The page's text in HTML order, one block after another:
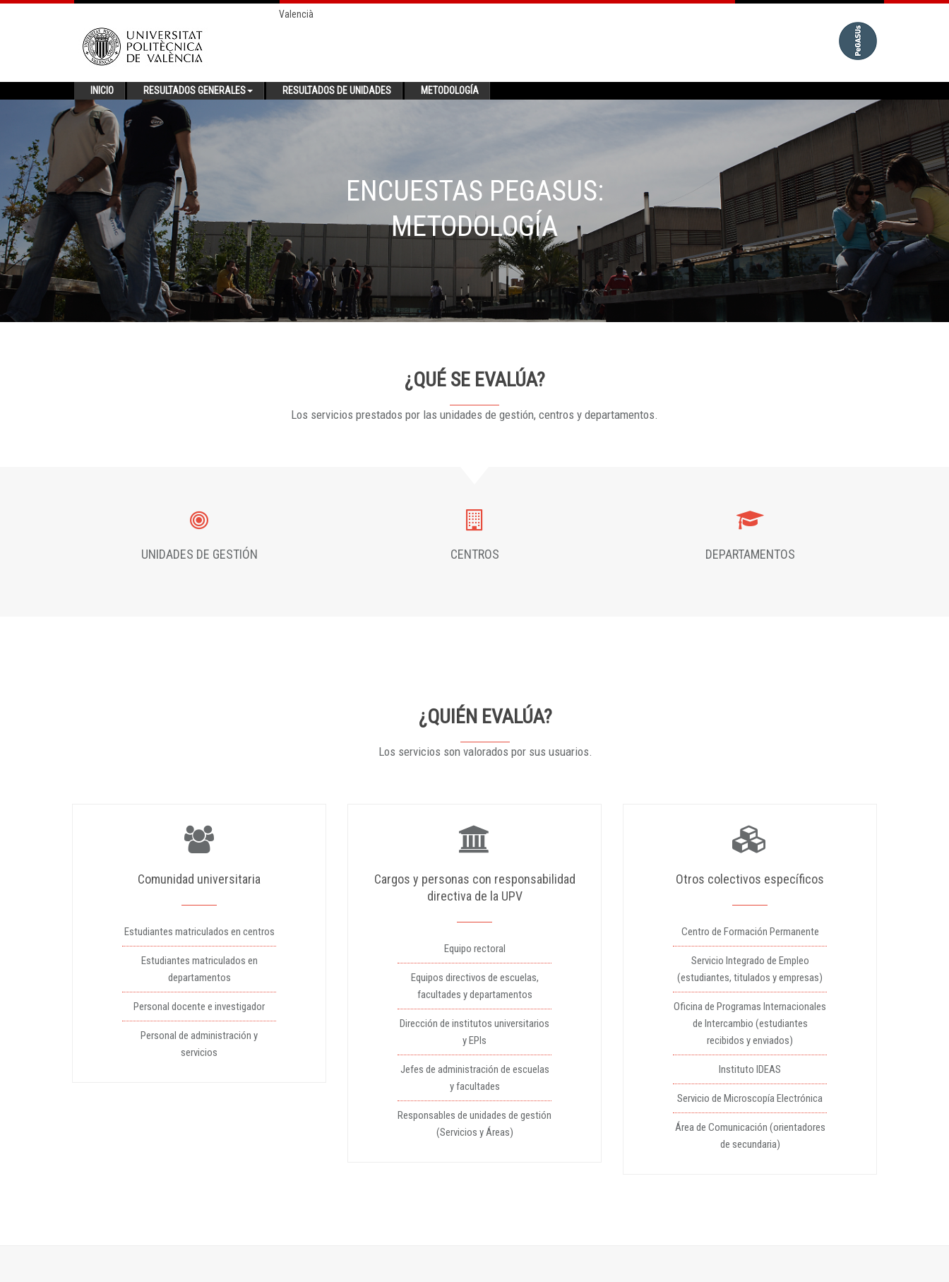
Valencià
INICIO RESULTADOS GENERALES RESULTADOS DE UNIDADES METODOLOGÍA
ENCUESTAS PEGASUS:
METODOLOGÍA
¿QUÉ SE EVALÚA?
Los servicios prestados por las unidades de gestión, centros y departamentos.
UNIDADES DE GESTIÓN CENTROS DEPARTAMENTOS
¿QUIÉN EVALÚA?
Los servicios son valorados por sus usuarios.
Comunidad universitaria
Estudiantes matriculados en centros
Estudiantes matriculados en
departamentos
Personal docente e investigador
Personal de administración y
servicios
Cargos y personas con responsabilidad
directiva de la UPV
Equipo rectoral
Equipos directivos de escuelas,
facultades y departamentos
Dirección de institutos universitarios
y EPIs
Jefes de administración de escuelas
y facultades
Responsables de unidades de gestión
(Servicios y Áreas)
Otros colectivos específicos
Centro de Formación Permanente
Servicio Integrado de Empleo
(estudiantes, titulados y empresas)
Oficina de Programas Internacionales
de Intercambio (estudiantes
recibidos y enviados)
Instituto IDEAS
Servicio de Microscopía Electrónica
Área de Comunicación (orientadores
de secundaria)